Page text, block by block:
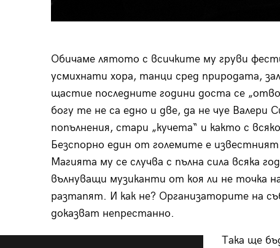
Обичаме лятото с всичките му груви
усмихнати хора, танци сред природата,
щастие последните години доста се
богу те не са едно и две, да не чуе
попълнения, стари „кучета“ и както с
Безспорно един от големите е известният
Магията му се случва с пълна сила всяка
вълнуващи музиканти от коя ли не точка
разтапят. И как не? Организаторите на
доказват непрестанно.
Така ще